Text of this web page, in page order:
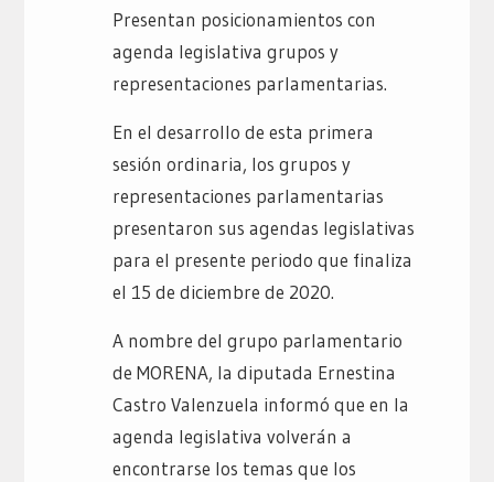
Presentan posicionamientos con
agenda legislativa grupos y
representaciones parlamentarias.
En el desarrollo de esta primera
sesión ordinaria, los grupos y
representaciones parlamentarias
presentaron sus agendas legislativas
para el presente periodo que finaliza
el 15 de diciembre de 2020.
A nombre del grupo parlamentario
de MORENA, la diputada Ernestina
Castro Valenzuela informó que en la
agenda legislativa volverán a
encontrarse los temas que los